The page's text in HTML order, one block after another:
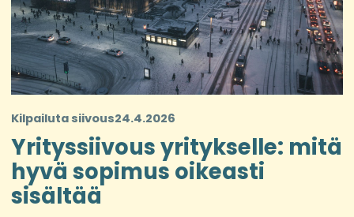
Kilpailuta siivous24.4.2026
Yrityssiivous yritykselle: mitä
hyvä sopimus oikeasti
sisältää